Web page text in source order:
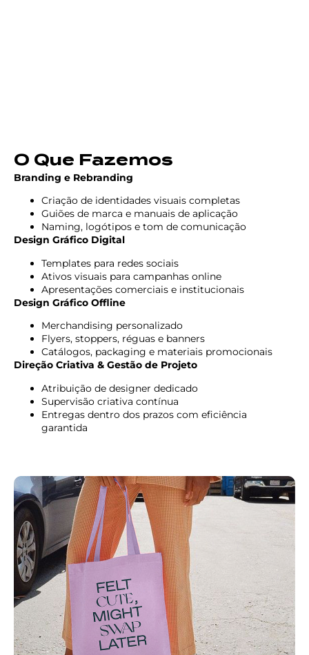
O Que Fazemos
Branding e Rebranding
Criação de identidades visuais completas
Guiões de marca e manuais de aplicação
Naming, logótipos e tom de comunicação
Design Gráfico Digital
Templates para redes sociais
Ativos visuais para campanhas online
Apresentações comerciais e institucionais
Design Gráfico Offline
Merchandising personalizado
Flyers, stoppers, réguas e banners
Catálogos, packaging e materiais promocionais
Direção Criativa & Gestão de Projeto
Atribuição de designer dedicado
Supervisão criativa contínua
Entregas dentro dos prazos com eficiência
garantida